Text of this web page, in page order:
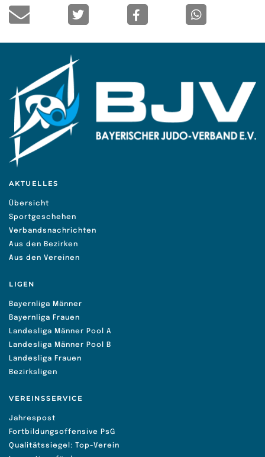
AKTUELLES
Übersicht
Sportgeschehen
Verbandsnachrichten
Aus den Bezirken
Aus den Vereinen
LIGEN
Bayernliga Männer
Bayernliga Frauen
Landesliga Männer Pool A
Landesliga Männer Pool B
Landesliga Frauen
Bezirksligen
VEREINSSERVICE
Jahrespost
Fortbildungsoffensive PsG
Qualitätssiegel: Top-Verein